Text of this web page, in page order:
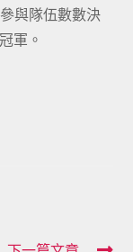
與隊伍數數決
軍。